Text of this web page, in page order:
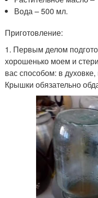
Вода – 500 мл.
Приготовление:
1. Первым делом
хорошенько моем и
вас способом: в
Крышки обязательно